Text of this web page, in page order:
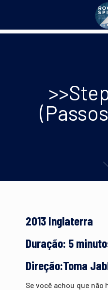
2013 Inglaterra
Duração: 5
Direção:Toma
Se você achou que não